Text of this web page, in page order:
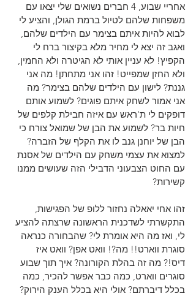
אחריי שבוע, 4 חברים נשואים שלי יצאו עם
משפחות שלהם לטיול ברמת הגולן, והציע לי
לבוא להיות איתם בצימר עם הילדים שלהם,
ואגב זה יצא לי מחיר מלא בקיצור ברח לי
הקפיץ! לא עניין אותי לא הגיטרה ולא החמין,
ולא החזן שמפייט! זהו אני מתחתן! מה אני
גננת? לישון עם הילדים שלהם בצימר? מה
אני אמור לשחק איתם פוגים? לשמוע אותם
דופקים לי ת'ראש עם איזה חבילת קלפים של
חיות בר? לשמוע את הבן של שמואל צורח כי
הבן של יוחנן גנב לו את הקלף של הזברה?
למצוא את עצמי משחק עם הילדים של אסנת
עם החוט הצבעוני הדבילי הזה שעושים ממנו
קשירות?
זהו אחי יאאלה נחזור ללופ של הפגישות,
התקשרתי לשדכנית הראשונה שרצתה להציע
לי, ואז מה היא אומרת לי? שהבחורה כנראה
סוגרת ווארט!! מה?! וואט אפן? וואט איז
דיס!? מה זה בהלת הקורונה? איך תוך שבוע
סוגרים ווארט, כמה כבר אפשר להכיר, כמה
בכלל דיברתם? אולי היא בכלל הענק הירוק?